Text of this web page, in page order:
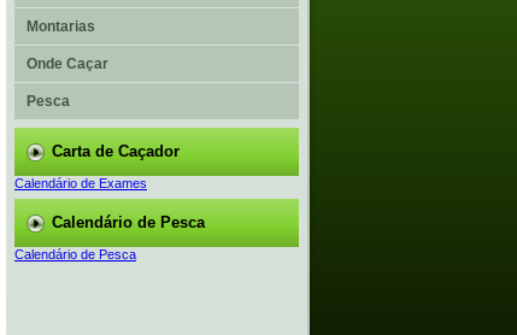
Montarias
Onde Caçar
Pesca
Carta de Caçador
Calendário de Exames
Calendário de Pesca
Calendário de Pesca